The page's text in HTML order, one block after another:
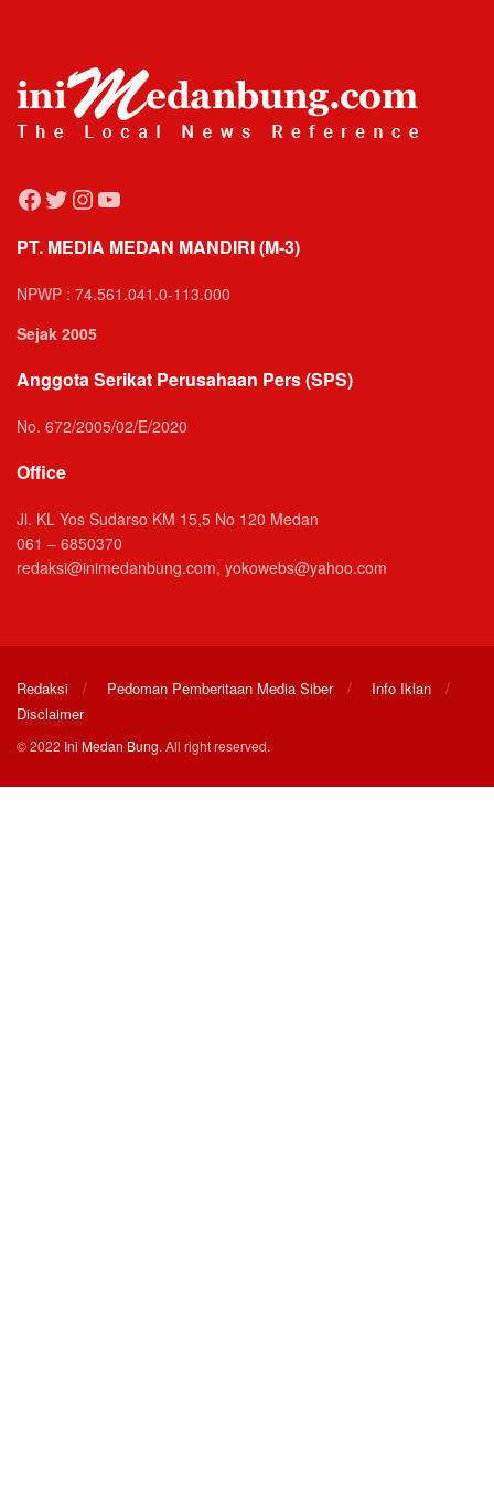
Facebook
Twitter
Instagram
YouTube
PT. MEDIA MEDAN MANDIRI (M-3)
NPWP : 74.561.041.0-113.000
Sejak 2005
Anggota Serikat Perusahaan Pers (SPS)
No. 672/2005/02/E/2020
Office
Jl. KL Yos Sudarso KM 15,5 No 120 Medan
061 – 6850370
redaksi@inimedanbung.com, yokowebs@yahoo.com
Redaksi Pedoman Pemberitaan Media Siber
Info Iklan
Disclaimer
© 2022 Ini Medan Bung. All right reserved.